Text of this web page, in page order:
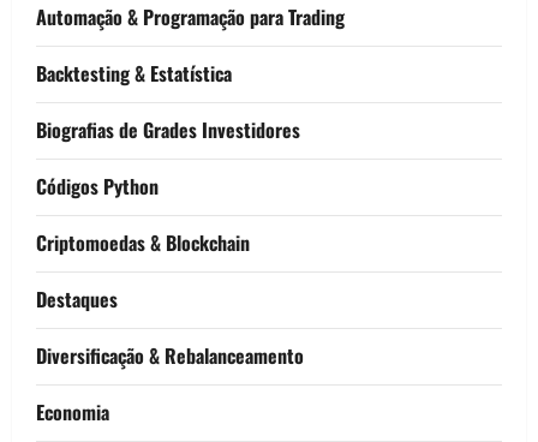
Automação & Programação para Trading
Backtesting & Estatística
Biografias de Grades Investidores
Códigos Python
Criptomoedas & Blockchain
Destaques
Diversificação & Rebalanceamento
Economia